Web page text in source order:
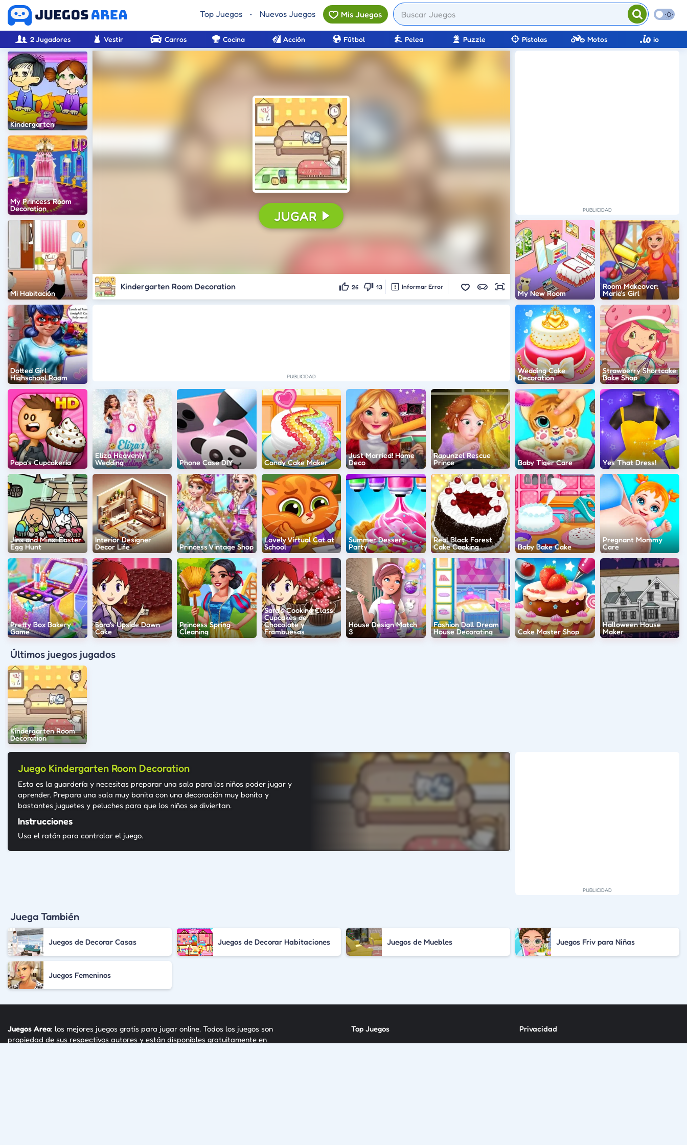
Top Juegos • Nuevos Juegos Mis Juegos
2 Jugadores Vestir Carros Cocina Acción Fútbol Pelea Puzzle Pistolas Motos io
JUGAR
CONTINUAR
Kindergarten Room Decoration 26 13 Informar Error
Kindergarten
My Princess Room
Decoration
Mi Habitación My New Room
Room Makeover:
Marie's Girl
Dotted Girl
Highschool Room
Wedding Cake
Decoration
Strawberry Shortcake
Bake Shop
Papa's Cupcakeria
Eliza Heavenly
Wedding
Phone Case DIY Candy Cake Maker
Just Married! Home
Deco
Rapunzel Rescue
Prince
Baby Tiger Care Yes That Dress!
Jinx and Minx: Easter
Egg Hunt
Interior Designer
Decor Life
Princess Vintage Shop
Lovely Virtual Cat at
School
Summer Dessert
Party
Real Black Forest
Cake Cooking
Baby Bake Cake
Pregnant Mommy
Care
Pretty Box Bakery
Game
Sara's Upside Down
Cake
Princess Spring
Cleaning
Sara’s Cooking Class:
Cupcakes de
Chocolate y
Frambuesas
House Design Match
3
Fashion Doll Dream
House Decorating
Cake Master Shop
Halloween House
Maker
Últimos juegos jugados
Kindergarten Room
Decoration
Juego Kindergarten Room Decoration
Esta es la guardería y necesitas preparar una sala para los niños poder jugar y
aprender. Prepara una sala muy bonita con una decoración muy bonita y
bastantes juguetes y peluches para que los niños se diviertan.
Instrucciones
Usa el ratón para controlar el juego.
Juega También
Juegos de Decorar Casas Juegos de Decorar Habitaciones Juegos de Muebles Juegos Friv para Niñas
Juegos Femeninos
Top Juegos
Nuevos Juegos
Privacidad
Contato
Juegos Area: los mejores juegos gratis para jugar online. Todos los juegos son
propiedad de sus respectivos autores y están disponibles gratuitamente en